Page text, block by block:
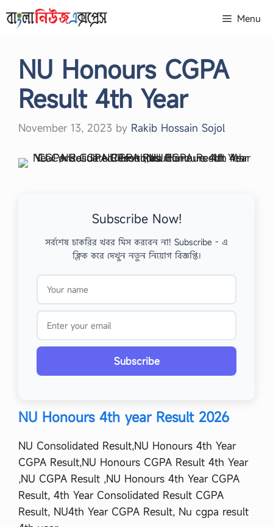
to
Menu
NU Honours CGPA
Result 4th Year
November 13, 2023 by Rakib Hossain Sojol
Subscribe Now!
সর্বশেষ চাকরির খবর মিস করবেন না! Subscribe - এ
ক্লিক করে দেখুন নতুন নিয়োগ বিজ্ঞপ্তি।
Subscribe
NU Honours 4th year Result2026
NU Consolidated Result,NU Honours 4th Year
CGPA Result,NU Honours CGPA Result 4th Year
,NU CGPA Result ,NU Honours 4th Year CGPA
Result, 4th Year Consolidated Result CGPA
Result, NU4th Year CGPA Result, Nu cgpa result